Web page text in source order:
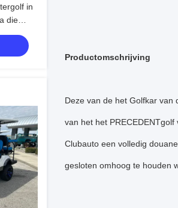
in
die
Productomschrijving
Deze van de het Golfkar van
van het het
Clubauto een volledig
gesloten omhoog te houden